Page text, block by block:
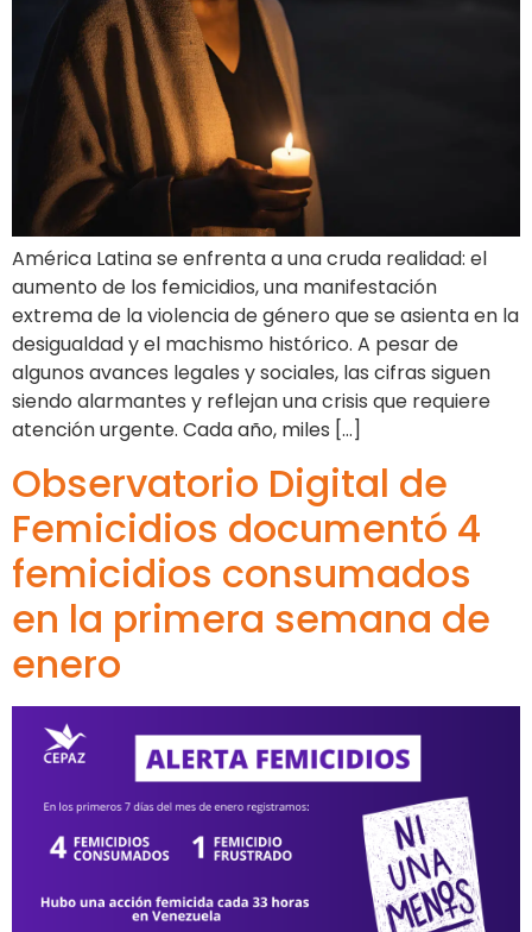
América Latina se enfrenta a una cruda realidad: el
aumento de los femicidios, una manifestación
extrema de la violencia de género que se asienta en la
desigualdad y el machismo histórico. A pesar de
algunos avances legales y sociales, las cifras siguen
siendo alarmantes y reflejan una crisis que requiere
atención urgente. Cada año, miles […]
Observatorio Digital de
Femicidios documentó 4
femicidios consumados
en la primera semana de
enero